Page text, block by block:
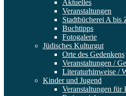
Aktuelles
Veranstaltungen
Stadtbücherei A bis
Buchtipps
Fotogalerie
Jüdisches Kulturgut
Orte des Gedenkens
Veranstaltungen /
Literaturhinweise /
Kinder und Jugend
Veranstaltungen für